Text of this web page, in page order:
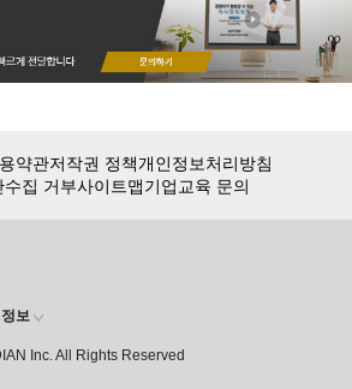
약관저작권 정책개인정보처리방침
수집 거부사이트맵기업교육 문의
보
Inc. All Rights Reserved